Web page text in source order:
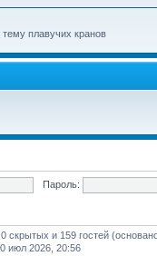
плавучих кранов
Пароль:
скрытых и 159 гостей
июл 2026, 20:56